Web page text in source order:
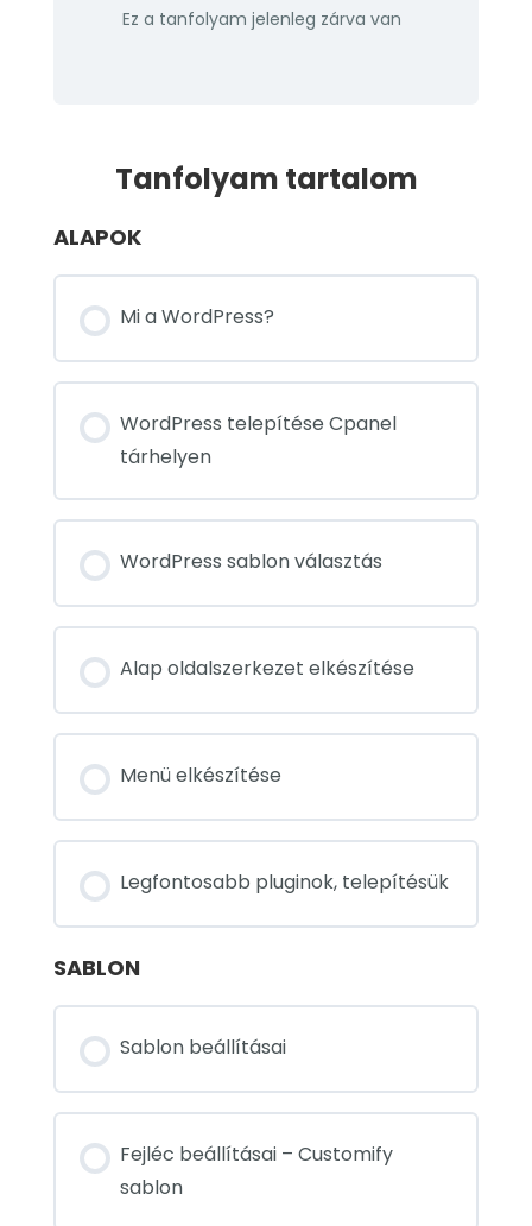
Ez a tanfolyam jelenleg zárva van
Tanfolyam tartalom
ALAPOK
Mi a WordPress?
WordPress telepítése Cpanel
tárhelyen
WordPress sablon választás
Alap oldalszerkezet elkészítése
Menü elkészítése
Legfontosabb pluginok, telepítésük
SABLON
Sablon beállításai
Fejléc beállításai – Customify
sablon